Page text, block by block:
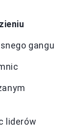
gangu
liderów